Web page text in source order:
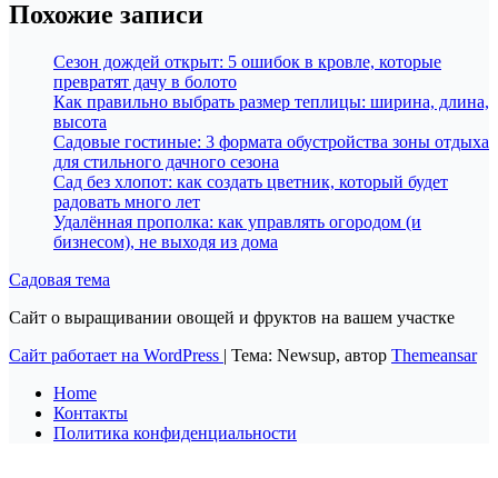
Похожие записи
Сезон дождей открыт: 5 ошибок в кровле, которые
превратят дачу в болото
Как правильно выбрать размер теплицы: ширина, длина,
высота
Садовые гостиные: 3 формата обустройства зоны отдыха
для стильного дачного сезона
Сад без хлопот: как создать цветник, который будет
радовать много лет
Удалённая прополка: как управлять огородом (и
бизнесом), не выходя из дома
Садовая тема
Сайт о выращивании овощей и фруктов на вашем участке
Сайт работает на WordPress | Тема: Newsup, автор Themeansar
Home
Контакты
Политика конфиденциальности